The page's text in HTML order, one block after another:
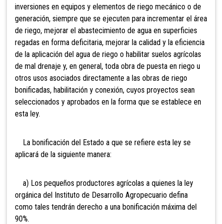
inversiones en equipos y elementos de riego mecánico o de
generación, siempre que se ejecuten para incrementar el área
de riego, mejorar el abastecimiento de agua en superficies
regadas en forma deficitaria, mejorar la calidad y la eficiencia
de la aplicación del agua de riego o habilitar suelos agrícolas
de mal drenaje y, en general, toda obra de puesta en riego u
otros usos asociados directamente a las obras de riego
bonificadas, habilitación y conexión, cuyos proyectos sean
seleccionados y aprobados en la forma que se establece en
esta ley.
La bonificación del Estado a que se refiere esta ley se
aplicará de la siguiente manera:
a) Los pequeños productores agrícolas a quienes la ley
orgánica del Instituto de Desarrollo Agropecuario defina
como tales tendrán derecho a una bonificación máxima del
90%.